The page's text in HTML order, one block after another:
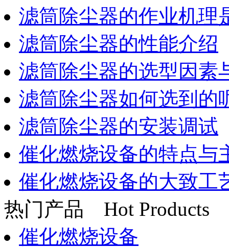
滤筒除尘器的作业机理
滤筒除尘器的性能介绍
滤筒除尘器的选型因素
滤筒除尘器如何选到的
滤筒除尘器的安装调试
催化燃烧设备的特点与
催化燃烧设备的大致工
热门产品
Hot Products
催化燃烧设备